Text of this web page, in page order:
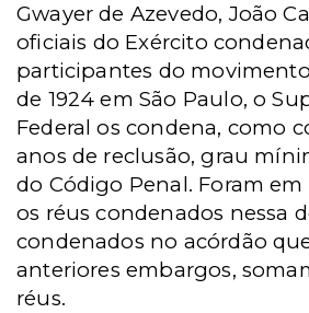
Gwayer de Azevedo, João
oficiais do Exército
participantes do
de 1924 em São Paulo, o
Federal os condena, como
anos de reclusão, grau
do Código Penal. Foram em
os réus condenados nessa
condenados no acórdão
anteriores embargos,
réus.